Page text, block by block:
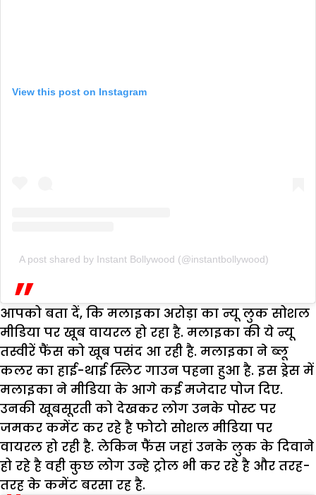
View this post on Instagram
A post shared by Instant Bollywood (@instantbollywood)
आपको बता दें, कि मलाइका अरोड़ा का न्यू लुक सोशल
मीडिया पर खूब वायरल हो रहा है. मलाइका की ये न्यू
तस्वीरें फैंस को खूब पसंद आ रही है. मलाइका ने ब्लू
कलर का हाई-थाई स्लिट गाउन पहना हुआ है. इस ड्रेस में
मलाइका ने मीडिया के आगे कई मजेदार पोज दिए.
उनकी खूबसूरती को देखकर लोग उनके पोस्ट पर
जमकर कमेंट कर रहे है फोटो सोशल मीडिया पर
वायरल हो रही है. लेकिन फैंस जहां उनके लुक के दिवाने
हो रहे है वही कुछ लोग उन्हे ट्रोल भी कर रहे है और तरह-
तरह के कमेंट बरसा रह है.